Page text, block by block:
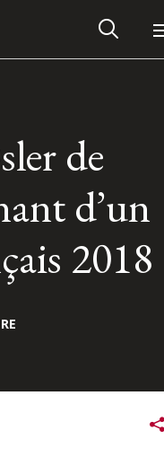
de
d’un
2018